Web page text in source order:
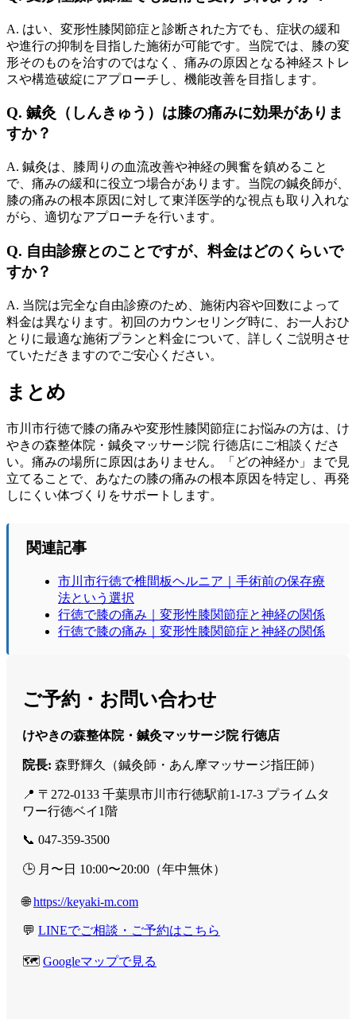
A. はい、変形性膝関節症と診断された方でも、症状の緩和
や進行の抑制を目指した施術が可能です。当院では、膝の変
形そのものを治すのではなく、痛みの原因となる神経ストレ
スや構造破綻にアプローチし、機能改善を目指します。
Q. 鍼灸（しんきゅう）は膝の痛みに効果がありま
すか？
A. 鍼灸は、膝周りの血流改善や神経の興奮を鎮めること
で、痛みの緩和に役立つ場合があります。当院の鍼灸師が、
膝の痛みの根本原因に対して東洋医学的な視点も取り入れな
がら、適切なアプローチを行います。
Q. 自由診療とのことですが、料金はどのくらいで
すか？
A. 当院は完全な自由診療のため、施術内容や回数によって
料金は異なります。初回のカウンセリング時に、お一人おひ
とりに最適な施術プランと料金について、詳しくご説明させ
ていただきますのでご安心ください。
まとめ
市川市行徳で膝の痛みや変形性膝関節症にお悩みの方は、け
やきの森整体院・鍼灸マッサージ院 行徳店にご相談くださ
い。痛みの場所に原因はありません。「どの神経か」まで見
立てることで、あなたの膝の痛みの根本原因を特定し、再発
しにくい体づくりをサポートします。
関連記事
市川市行徳で椎間板ヘルニア｜手術前の保存療
法という選択
行徳で膝の痛み｜変形性膝関節症と神経の関係
行徳で膝の痛み｜変形性膝関節症と神経の関係
ご予約・お問い合わせ
けやきの森整体院・鍼灸マッサージ院 行徳店
院長: 森野輝久（鍼灸師・あん摩マッサージ指圧師）
📍 〒272-0133 千葉県市川市行徳駅前1-17-3 プライムタ
ワー行徳ベイ1階
📞 047-359-3500
🕒 月〜日 10:00〜20:00（年中無休）
🌐https://keyaki-m.com
💬 LINEでご相談・ご予約はこちら
🗺️ Googleマップで見る